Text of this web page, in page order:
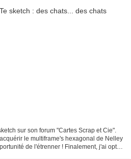
sur son forum "Cartes Scrap et Cie".
le multiframe's hexagonal de Nelley
de l'étrenner ! Finalement, j'ai opté